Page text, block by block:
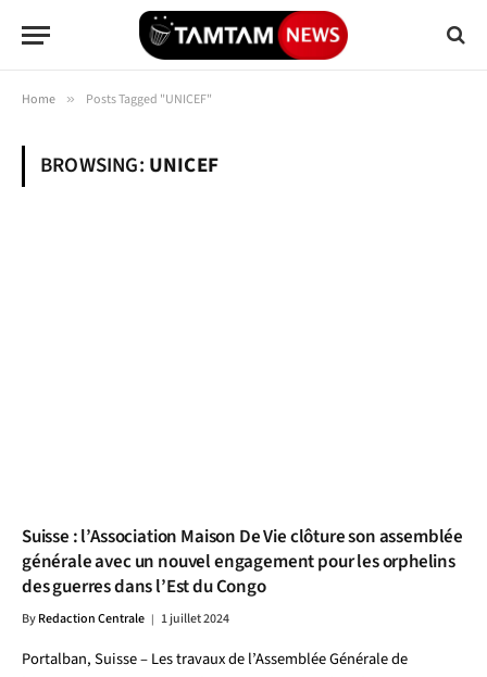
Home » Posts Tagged "UNICEF"
BROWSING: UNICEF
Suisse : l’Association Maison De Vie clôture son assemblée
générale avec un nouvel engagement pour les orphelins
des guerres dans l’Est du Congo
ByRedaction Centrale 1 juillet 2024
Portalban, Suisse – Les travaux de l’Assemblée Générale de